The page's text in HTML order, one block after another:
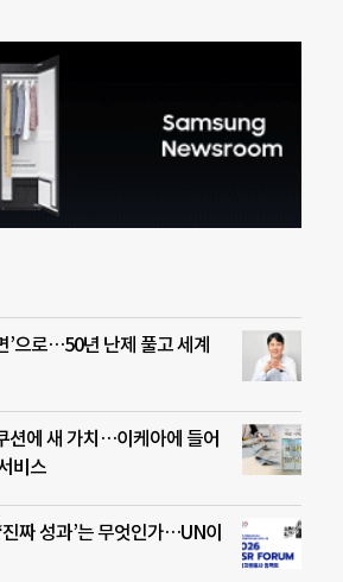
’으로…50년 난제 풀고 세계
션에 새 가치…이케아에 들어
비스
짜 성과’는 무엇인가…UN이